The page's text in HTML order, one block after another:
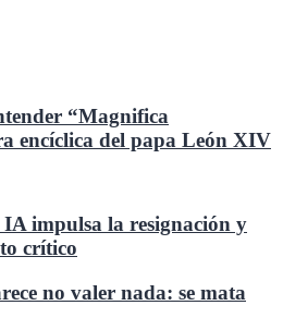
“Magnifica
encíclica del papa León XIV
impulsa la resignación y
crítico
no valer nada: se mata